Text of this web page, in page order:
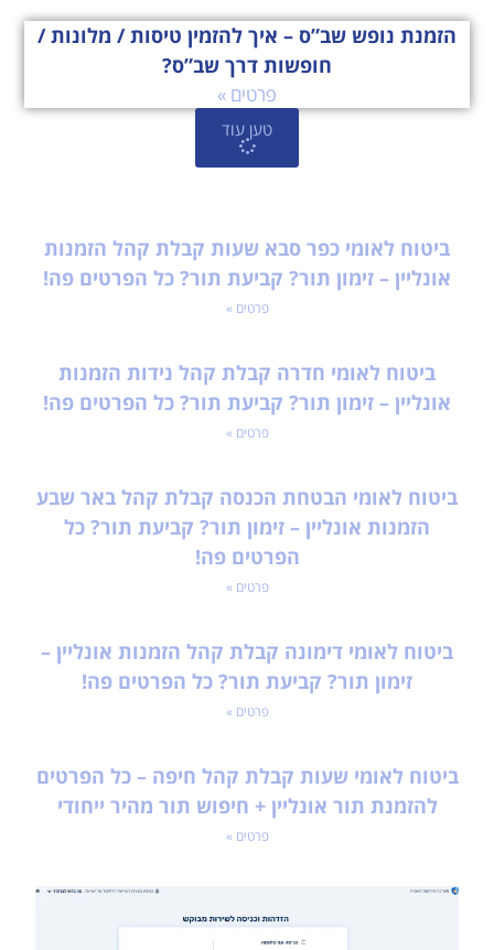
הזמנת נופש שב”ס – איך להזמין טיסות / מלונות /
חופשות דרך שב”ס?
פרטים »
טען עוד
ביטוח לאומי כפר סבא שעות קבלת קהל הזמנות
אונליין – זימון תור? קביעת תור? כל הפרטים פה!
פרטים »
ביטוח לאומי חדרה קבלת קהל נידות הזמנות
אונליין – זימון תור? קביעת תור? כל הפרטים פה!
פרטים »
ביטוח לאומי הבטחת הכנסה קבלת קהל באר שבע
הזמנות אונליין – זימון תור? קביעת תור? כל
הפרטים פה!
פרטים »
ביטוח לאומי דימונה קבלת קהל הזמנות אונליין –
זימון תור? קביעת תור? כל הפרטים פה!
פרטים »
ביטוח לאומי שעות קבלת קהל חיפה – כל הפרטים
להזמנת תור אונליין + חיפוש תור מהיר ייחודי
פרטים »